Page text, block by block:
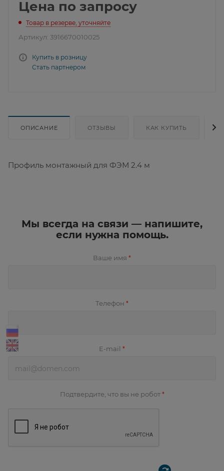
Цена по запросу
Товар в резерве, уточняйте
Артикул: 3916670010025
Купить в розницу
Стать партнером
ОПИСАНИЕ ОТЗЫВЫ КАК КУПИТЬ
Профиль монтажный для ФЭМ 2.4 м
Мы всегда на связи — напишите,
если нужна помощь.
Ваше имя *
Телефон *
E-mail *
Подтвердите, что вы не робот *